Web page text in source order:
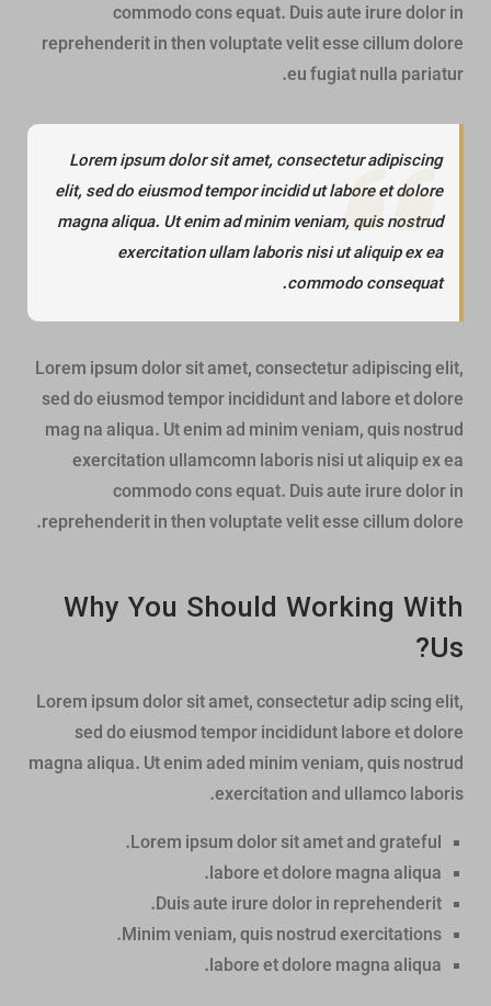
commodo cons equat. Duis aute irure dolor in
reprehenderit in then voluptate velit esse cillum dolore
eu fugiat nulla pariatur.
Lorem ipsum dolor sit amet, consectetur adipiscing
elit, sed do eiusmod tempor incidid ut labore et dolore
magna aliqua. Ut enim ad minim veniam, quis nostrud
exercitation ullam laboris nisi ut aliquip ex ea
commodo consequat.
Lorem ipsum dolor sit amet, consectetur adipiscing elit,
sed do eiusmod tempor incididunt and labore et dolore
mag na aliqua. Ut enim ad minim veniam, quis nostrud
exercitation ullamcomn laboris nisi ut aliquip ex ea
commodo cons equat. Duis aute irure dolor in
reprehenderit in then voluptate velit esse cillum dolore.
Why You Should Working With
Us?
Lorem ipsum dolor sit amet, consectetur adip scing elit,
sed do eiusmod tempor incididunt labore et dolore
magna aliqua. Ut enim aded minim veniam, quis nostrud
exercitation and ullamco laboris.
Lorem ipsum dolor sit amet and grateful.
labore et dolore magna aliqua.
Duis aute irure dolor in reprehenderit.
Minim veniam, quis nostrud exercitations.
labore et dolore magna aliqua.